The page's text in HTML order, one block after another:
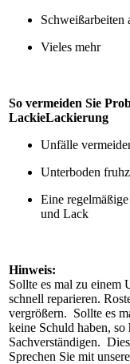
Schweißarbeiten
Vieles mehr
So vermeiden Sie
LackieLackierung
Unfälle
Unterboden
Eine
und Lack
Hinweis:
Sollte es mal zu einem
schnell reparieren.
vergrößern. Sollte es
keine Schuld haben,
Sachverständigen.
Sprechen Sie mit